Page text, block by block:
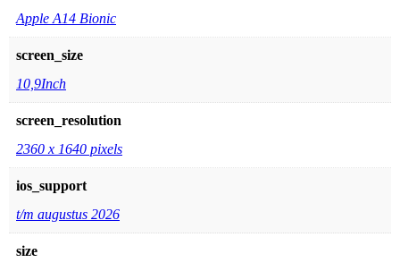
Apple A14 Bionic
screen_size
10,9Inch
screen_resolution
2360 x 1640 pixels
ios_support
t/m augustus 2026
size